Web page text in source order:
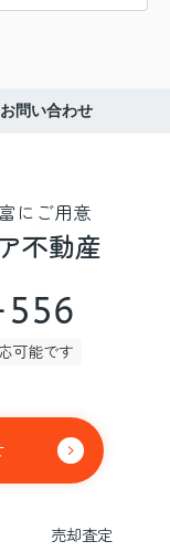
お問い合わせ
にご用意
不動産
可能です
売却査定